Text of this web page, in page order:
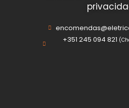
+351 245 094 821